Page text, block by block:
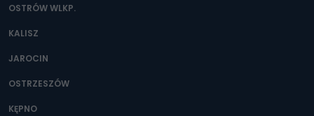
OSTRÓW WLKP.
KALISZ
JAROCIN
OSTRZESZÓW
KĘPNO